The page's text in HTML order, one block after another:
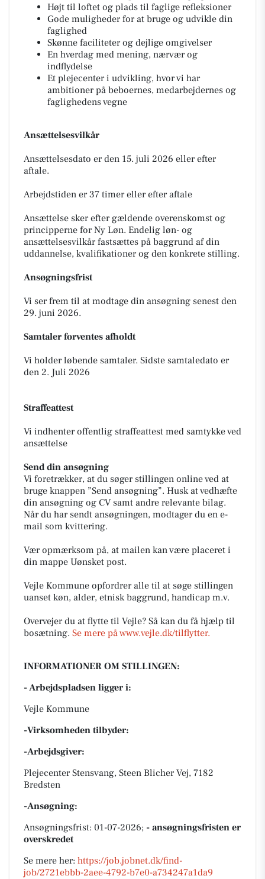
Højt til loftet og plads til faglige refleksioner
Gode muligheder for at bruge og udvikle din
faglighed
Skønne faciliteter og dejlige omgivelser
En hverdag med mening, nærvær og
indflydelse
Et plejecenter i udvikling, hvor vi har
ambitioner på beboernes, medarbejdernes og
faglighedens vegne
Ansættelsesvilkår
Ansættelsesdato er den 15. juli 2026 eller efter
aftale.
Arbejdstiden er 37 timer eller efter aftale
Ansættelse sker efter gældende overenskomst og
principperne for Ny Løn. Endelig løn- og
ansættelsesvilkår fastsættes på baggrund af din
uddannelse, kvalifikationer og den konkrete stilling.
Ansøgningsfrist
Vi ser frem til at modtage din ansøgning senest den
29. juni 2026.
Samtaler forventes afholdt
Vi holder løbende samtaler. Sidste samtaledato er
den 2. Juli 2026
Straffeattest
Vi indhenter offentlig straffeattest med samtykke ved
ansættelse
Send din ansøgning
Vi foretrækker, at du søger stillingen online ved at
bruge knappen ”Send ansøgning”. Husk at vedhæfte
din ansøgning og CV samt andre relevante bilag.
Når du har sendt ansøgningen, modtager du en e-
mail som kvittering.
Vær opmærksom på, at mailen kan være placeret i
din mappe Uønsket post.
Vejle Kommune opfordrer alle til at søge stillingen
uanset køn, alder, etnisk baggrund, handicap m.v.
Overvejer du at flytte til Vejle? Så kan du få hjælp til
bosætning. Se mere på www.vejle.dk/tilflytter.
INFORMATIONER OM STILLINGEN:
- Arbejdspladsen ligger i:
Vejle Kommune
-Virksomheden tilbyder:
-Arbejdsgiver:
Plejecenter Stensvang, Steen Blicher Vej, 7182
Bredsten
-Ansøgning:
Ansøgningsfrist: 01-07-2026; - ansøgningsfristen er
overskredet
Se mere her: https://job.jobnet.dk/find-
job/2721ebbb-2aee-4792-b7e0-a734247a1da9